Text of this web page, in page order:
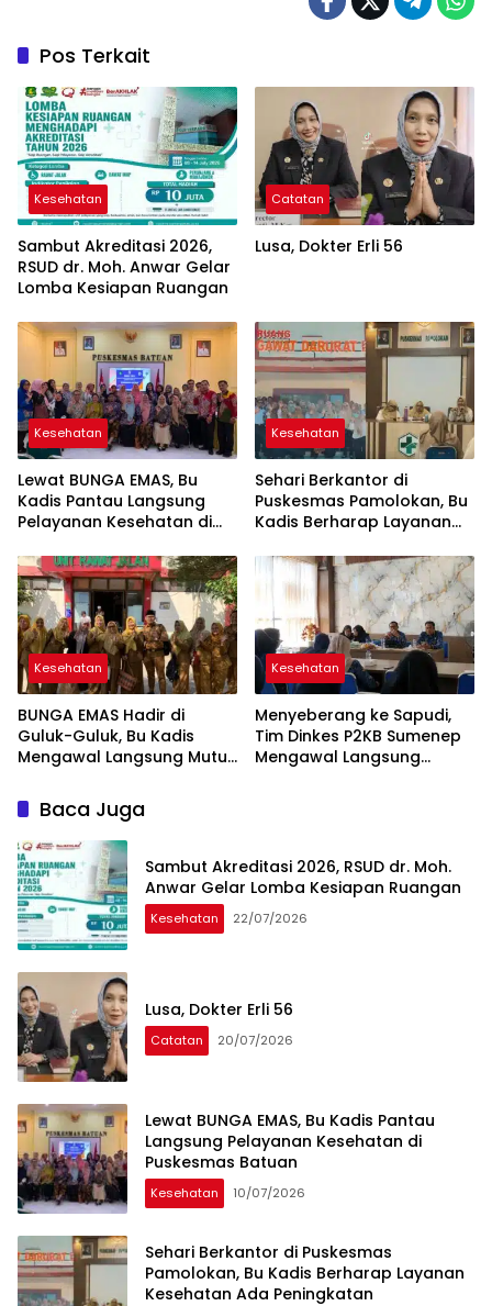
Pos Terkait
Kesehatan
Sambut Akreditasi 2026,
RSUD dr. Moh. Anwar Gelar
Lomba Kesiapan Ruangan
Catatan
Lusa, Dokter Erli 56
Kesehatan
Lewat BUNGA EMAS, Bu
Kadis Pantau Langsung
Pelayanan Kesehatan di
Kesehatan
Sehari Berkantor di
Puskesmas Pamolokan, Bu
Kadis Berharap Layanan
Peningkatan
Kesehatan
BUNGA EMAS Hadir di
Guluk-Guluk, Bu Kadis
Mengawal Langsung Mutu
Kesehatan
Menyeberang ke Sapudi,
Tim Dinkes P2KB Sumenep
Mengawal Langsung
Baca Juga
Sambut Akreditasi 2026, RSUD dr. Moh.
Anwar Gelar Lomba Kesiapan Ruangan
Kesehatan 22/07/2026
Lusa, Dokter Erli 56
Catatan 20/07/2026
Lewat BUNGA EMAS, Bu Kadis Pantau
Langsung Pelayanan Kesehatan di
Puskesmas Batuan
Kesehatan 10/07/2026
Sehari Berkantor di Puskesmas
Pamolokan, Bu Kadis Berharap Layanan
Kesehatan Ada Peningkatan